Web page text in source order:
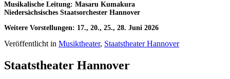
Musikalische Leitung: Masaru Kumakura
Niedersächsisches Staatsorchester Hannover
Weitere Vorstellungen: 17., 20., 25., 28. Juni 2026
Veröffentlicht in Musiktheater, Staatstheater Hannover
Staatstheater Hannover